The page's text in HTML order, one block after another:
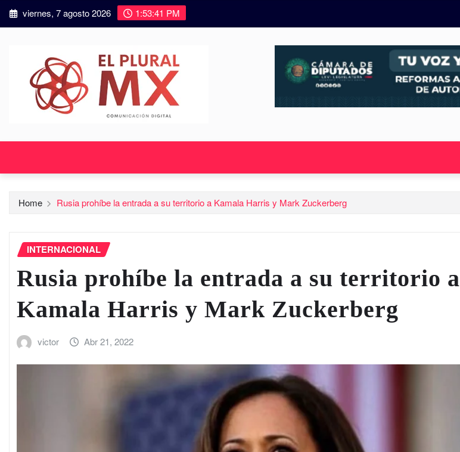
viernes, 7 agosto 2026 1:53:42 PM
Home Rusia prohíbe la entrada a su territorio a Kamala Harris y Mark Zuckerberg
INTERNACIONAL
Rusia prohíbe la entrada a su territorio a
Kamala Harris y Mark Zuckerberg
victor Abr 21, 2022